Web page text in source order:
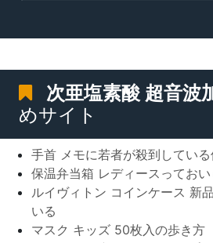
次亜塩素酸 超音波
めサイト
手首 メモに若者が殺到してい
保温弁当箱 レディースってお
ルイヴィトン コインケース 新
いる
マスク キッズ 50枚入の歩き方